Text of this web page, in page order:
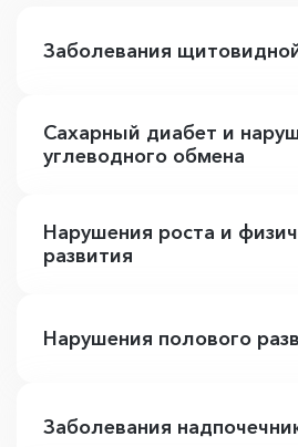
Заболевания
Сахарный диабет и
углеводного обмена
Нарушения роста и
развития
Нарушения полового
Заболевания